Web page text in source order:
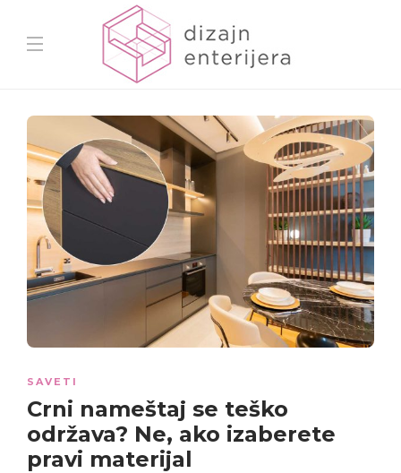
SAVETI
Crni nameštaj se teško
održava? Ne, ako izaberete
pravi materijal